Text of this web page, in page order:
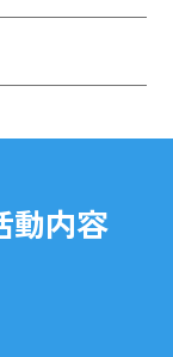
動内容